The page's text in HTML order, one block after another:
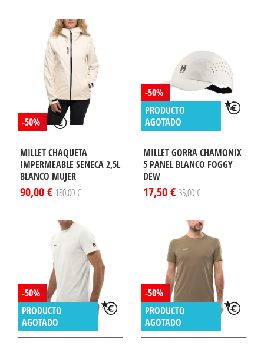
-50%
MILLET CHAQUETA
IMPERMEABLE SENECA 2,5L
BLANCO MUJER
90,00 € 180,00 €
-50%
PRODUCTO
AGOTADO
MILLET GORRA CHAMONIX
5 PANEL BLANCO FOGGY
DEW
17,50 € 35,00 €
-50%
PRODUCTO
AGOTADO
-50%
PRODUCTO
AGOTADO